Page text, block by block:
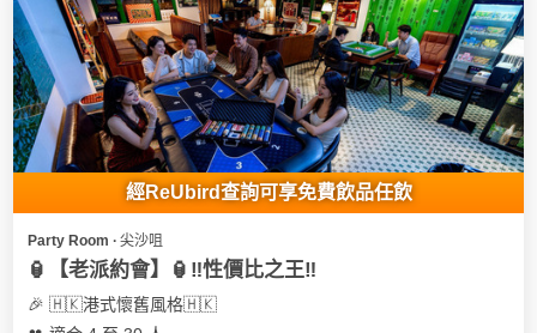
經ReUbird查詢可享免費飲品任飲
Party Room ∙ 尖沙咀
🏮【老派約會】🏮‼️性價比之王‼️
🎉 🇭🇰港式懷舊風格🇭🇰